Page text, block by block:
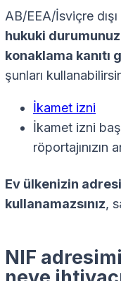
AB/EEA/İsviçre
hukuki
konaklama kanıtı
şunları
İkamet izni
İkamet izni
röportajınızın
Ev ülkenizin
kullanamazsınız,
NIF